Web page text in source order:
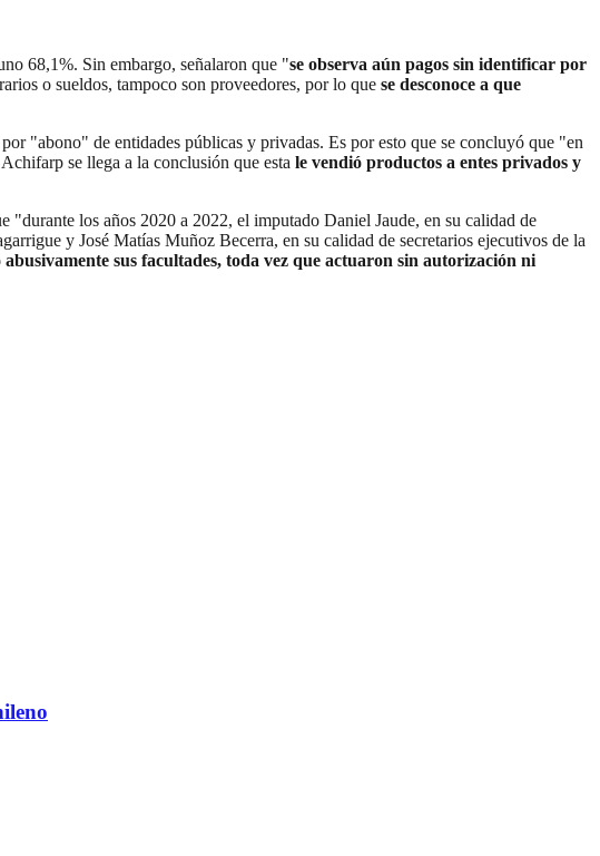
68,1%. Sin embargo, señalaron que "se observa aún pagos sin identificar por
o sueldos, tampoco son proveedores, por lo que se desconoce a que
"abono" de entidades públicas y privadas. Es por esto que se concluyó que "en
se llega a la conclusión que esta le vendió productos a entes privados y
los años 2020 a 2022, el imputado Daniel Jaude, en su calidad de
y José Matías Muñoz Becerra, en su calidad de secretarios ejecutivos de la
sus facultades, toda vez que actuaron sin autorización ni